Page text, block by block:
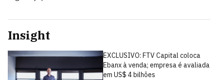
Insight
EXCLUSIVO: FTV Capital coloca
Ebanx à venda; empresa é avaliada
em US$ 4 bilhões